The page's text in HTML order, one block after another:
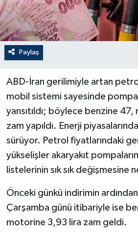
Paylaş
ABD-İran gerilimiyle artan
mobil sistemi sayesinde pompa
yansıtıldı; böylece benzine
zam yapıldı. Enerji
sürüyor. Petrol fiyatlarındaki
yükselişler akaryakıt
listelerinin sık sık değişmesine
Önceki günkü indirimin
Çarşamba günü itibariyle ise
motorine 3,93 lira zam geldi.